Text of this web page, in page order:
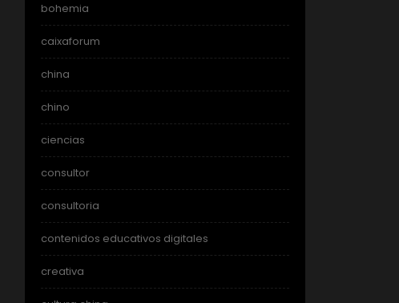
bohemia
caixaforum
china
chino
ciencias
consultor
consultoria
contenidos educativos digitales
creativa